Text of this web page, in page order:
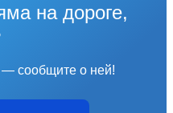
на дороге,
— сообщите о ней!